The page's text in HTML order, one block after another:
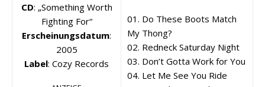
CD: „Something Worth
Fighting For“
Erscheinungsdatum:
2005
Label: Cozy Records
01. Do These Boots Match
My Thong?
02. Redneck Saturday Night
03. Don’t Gotta Work for You
04. Let Me See You Ride